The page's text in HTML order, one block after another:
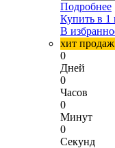
Подробнее
Купить в 1
В
хит продаж
0
Дней
0
Часов
0
Минут
0
Секунд